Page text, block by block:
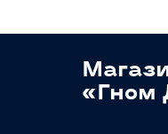
«Гном